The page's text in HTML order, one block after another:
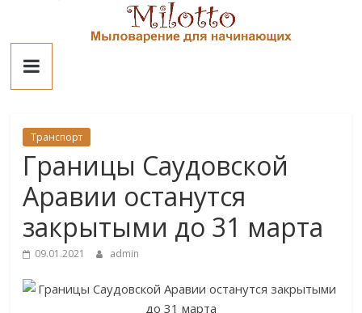
contentМилотто
Транспорт
Границы Саудовской
Аравии останутся
закрытыми до 31 марта
09.01.2021 admin